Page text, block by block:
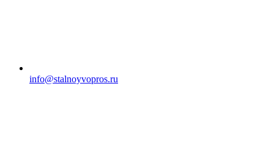
info@stalnoyvopros.ru